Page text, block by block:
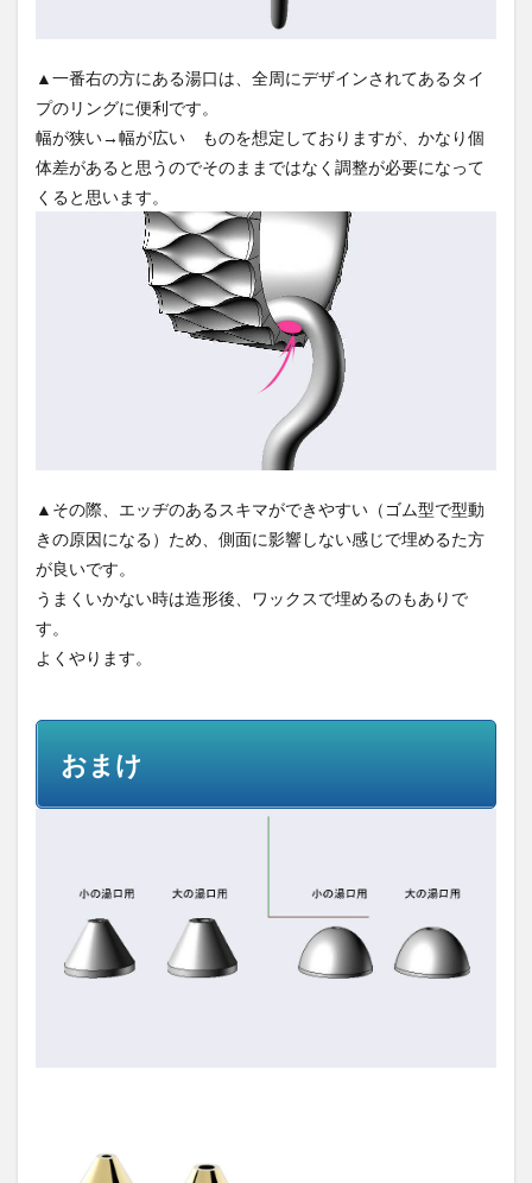
▲一番右の方にある湯口は、全周にデザインされてあるタイ
プのリングに便利です。
幅が狭い→幅が広い ものを想定しておりますが、かなり個
体差があると思うのでそのままではなく調整が必要になって
くると思います。
▲その際、エッヂのあるスキマができやすい（ゴム型で型動
きの原因になる）ため、側面に影響しない感じで埋めるた方
が良いです。
うまくいかない時は造形後、ワックスで埋めるのもありで
す。
よくやります。
おまけ